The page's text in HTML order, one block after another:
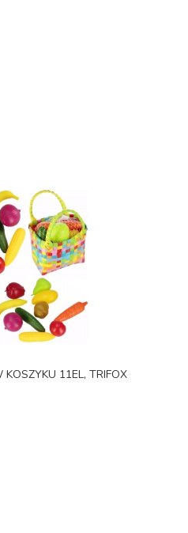
11EL, TRIFOX